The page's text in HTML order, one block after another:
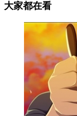
大家都在看